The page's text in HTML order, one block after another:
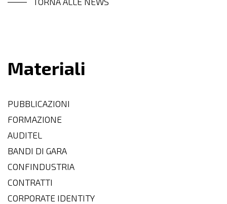
Materiali
PUBBLICAZIONI
FORMAZIONE
AUDITEL
BANDI DI GARA
CONFINDUSTRIA
CONTRATTI
CORPORATE IDENTITY